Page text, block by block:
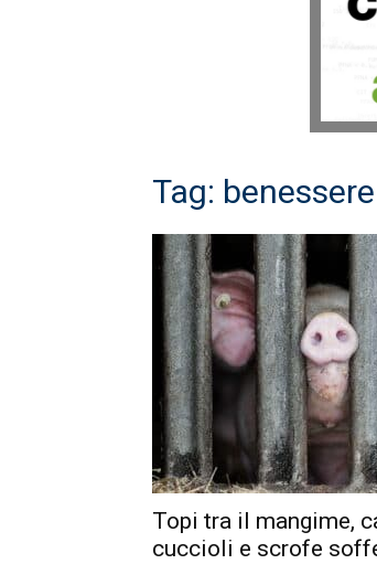
Tag:
Topi tra il mangime,
cuccioli e scrofe